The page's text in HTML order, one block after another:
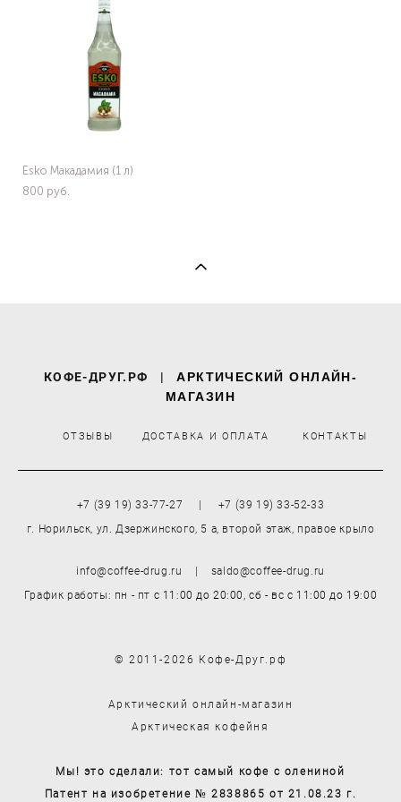
Esko Макадамия (1 л)
800 pуб.
КОФЕ-ДРУГ.РФ |
АРКТИЧЕСКИЙ ОНЛАЙН-
МАГАЗИН
ОТЗЫВЫ ДОСТАВКА И ОПЛАТА КОНТАКТЫ
+7 (39 19) 33-77-27 | +7 (39 19) 33-52-33
г. Норильск, ул. Дзержинского, 5 а, второй этаж, правое крыло
info@coffee-drug.ru | saldo@coffee-drug.ru
График работы: пн - пт с 11:00 до 20:00,сб - вс с 11:00 до 19:00
© 2011-2026 Кофе-Друг.рф
Арктический онлайн-магазин
Арктическая кофейня
Мы! это сделали: тот самый кофе с олениной
Патент на изобретение № 2838865 от 21.08.23 г.